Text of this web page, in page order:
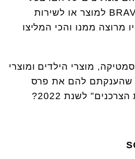
קטגוריה, הוענק BRAVO למוצר או לשירות
מרוצה ממנו והכי המליצו
מוצרי הילדים ומוצרי
שהענקתם להם את פרס